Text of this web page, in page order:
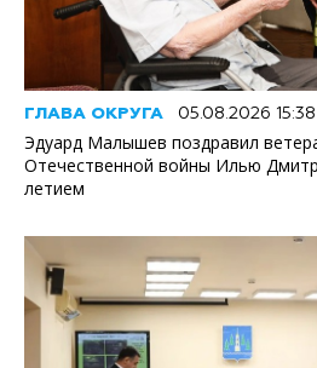
ГЛАВА ОКРУГА 05.08.2026 15:38
Эдуард Малышев поздравил
Отечественной войны Илью
летием